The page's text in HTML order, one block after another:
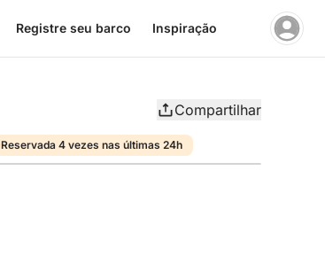
Registre seu barco Inspiração
Compartilhar
Reservada 4 vezes nas últimas 24h